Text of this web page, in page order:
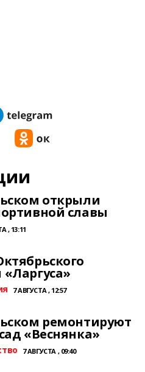
открыли
славы
, 13:11
7 АВГУСТА , 12:57
ремонтируют
«Веснянка»
7 АВГУСТА , 09:40